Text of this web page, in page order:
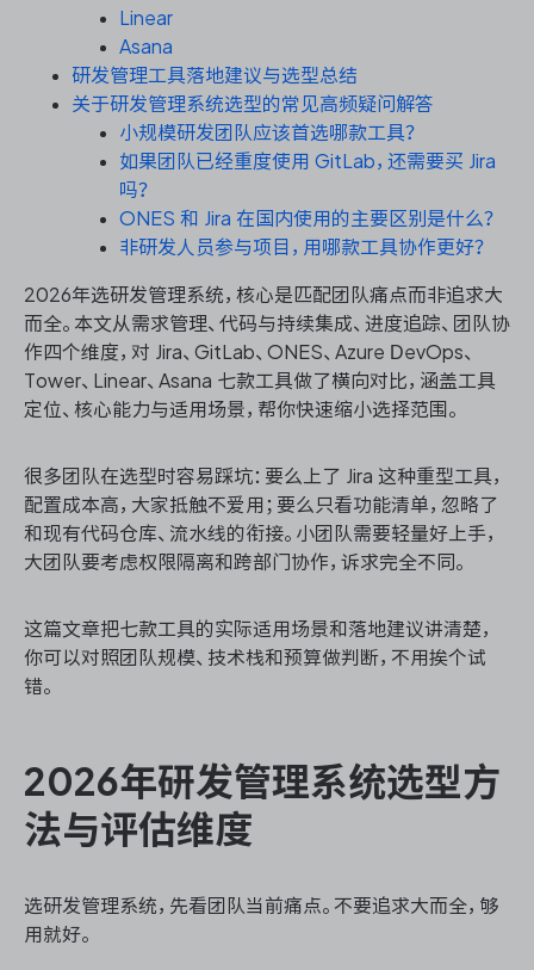
IPD 研发管理
ASPICE 研发管理
ONES 资讯
Linear
Asana
研发管理工具落地建议与选型总结
关于研发管理系统选型的常见高频疑问解答
小规模研发团队应该首选哪款工具？
如果团队已经重度使用 GitLab，还需要买 Jira
吗？
ONES 和 Jira 在国内使用的主要区别是什么？
非研发人员参与项目，用哪款工具协作更好？
2026年选研发管理系统，核心是匹配团队痛点而非追求大
而全。本文从需求管理、代码与持续集成、进度追踪、团队协
作四个维度，对 Jira、GitLab、ONES、Azure DevOps、
Tower、Linear、Asana 七款工具做了横向对比，涵盖工具
定位、核心能力与适用场景，帮你快速缩小选择范围。
很多团队在选型时容易踩坑：要么上了 Jira 这种重型工具，
配置成本高，大家抵触不爱用；要么只看功能清单，忽略了
和现有代码仓库、流水线的衔接。小团队需要轻量好上手，
大团队要考虑权限隔离和跨部门协作，诉求完全不同。
这篇文章把七款工具的实际适用场景和落地建议讲清楚，
你可以对照团队规模、技术栈和预算做判断，不用挨个试
错。
2026年研发管理系统选型方
法与评估维度
选研发管理系统，先看团队当前痛点。不要追求大而全，够
用就好。